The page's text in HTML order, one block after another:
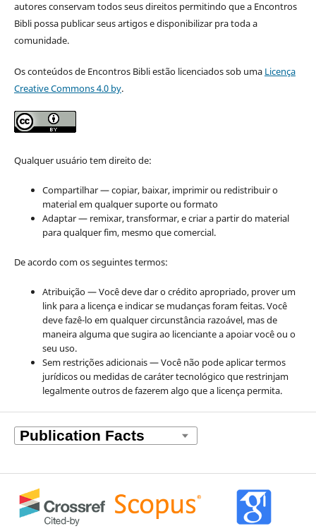
autores conservam todos seus direitos permitindo que a Encontros
Bibli possa publicar seus artigos e disponibilizar pra toda a
comunidade.
Os conteúdos de Encontros Bibli estão licenciados sob uma Licença
Creative Commons 4.0 by.
Qualquer usuário tem direito de:
Compartilhar — copiar, baixar, imprimir ou redistribuir o
material em qualquer suporte ou formato
Adaptar — remixar, transformar, e criar a partir do material
para qualquer fim, mesmo que comercial.
De acordo com os seguintes termos:
Atribuição — Você deve dar o crédito apropriado, prover um
link para a licença e indicar se mudanças foram feitas. Você
deve fazê-lo em qualquer circunstância razoável, mas de
maneira alguma que sugira ao licenciante a apoiar você ou o
seu uso.
Sem restrições adicionais — Você não pode aplicar termos
jurídicos ou medidas de caráter tecnológico que restrinjam
legalmente outros de fazerem algo que a licença permita.